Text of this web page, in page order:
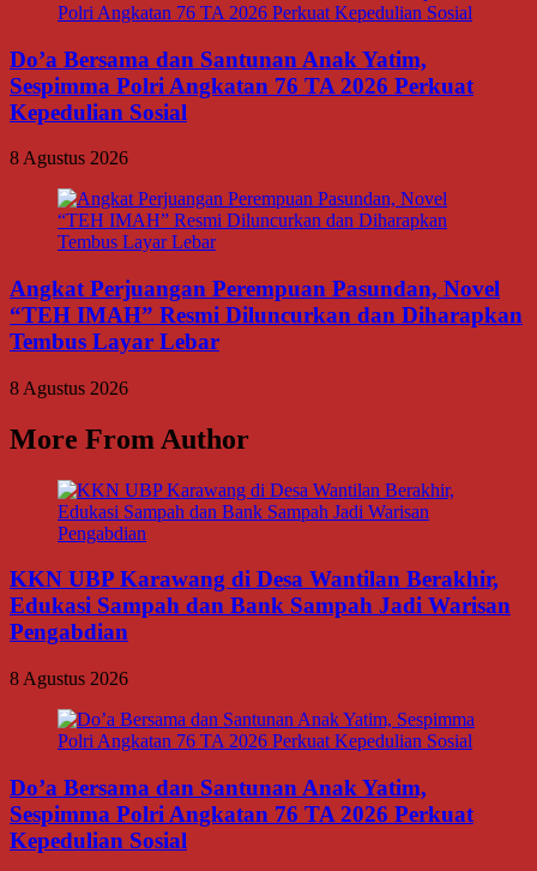
Do’a Bersama dan Santunan Anak Yatim,
Sespimma Polri Angkatan 76 TA 2026 Perkuat
Kepedulian Sosial
8 Agustus 2026
Angkat Perjuangan Perempuan Pasundan, Novel
“TEH IMAH” Resmi Diluncurkan dan Diharapkan
Tembus Layar Lebar
8 Agustus 2026
More From Author
KKN UBP Karawang di Desa Wantilan Berakhir,
Edukasi Sampah dan Bank Sampah Jadi Warisan
Pengabdian
8 Agustus 2026
Do’a Bersama dan Santunan Anak Yatim,
Sespimma Polri Angkatan 76 TA 2026 Perkuat
Kepedulian Sosial